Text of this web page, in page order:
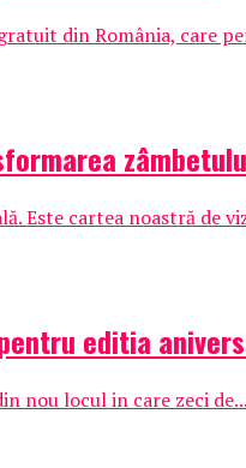
din România, care
Este cartea noastră de
editia
nou locul in care zeci de...